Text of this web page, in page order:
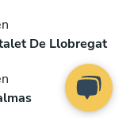
De Llobregat